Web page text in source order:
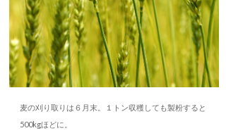
麦の刈り取りは６月末。１トン収穫しても製粉すると
500kgほどに。